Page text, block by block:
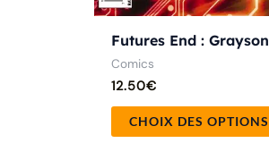
Futures End : Grayson
Comics
12.50€
CHOIX DES OPTIONS